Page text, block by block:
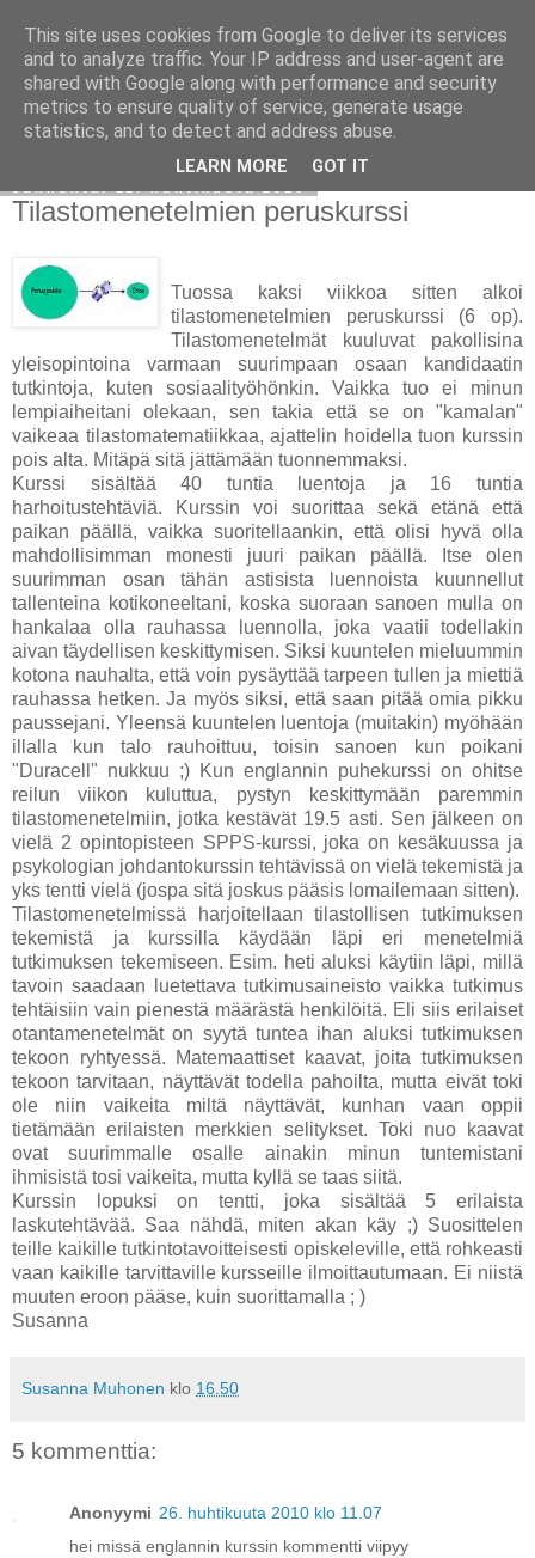
Avoin blogiskelija
Tilastomenetelmien peruskurssi
Tuossa kaksi viikkoa sitten alkoi
tilastomenetelmien peruskurssi (6 op).
Tilastomenetelmät kuuluvat pakollisina
yleisopintoina varmaan suurimpaan osaan kandidaatin
tutkintoja, kuten sosiaalityöhönkin. Vaikka tuo ei minun
lempiaiheitani olekaan, sen takia että se on "kamalan"
vaikeaa tilastomatematiikkaa, ajattelin hoidella tuon kurssin
pois alta. Mitäpä sitä jättämään tuonnemmaksi.
Kurssi sisältää 40 tuntia luentoja ja 16 tuntia
harhoitustehtäviä. Kurssin voi suorittaa sekä etänä että
paikan päällä, vaikka suoritellaankin, että olisi hyvä olla
mahdollisimman monesti juuri paikan päällä. Itse olen
suurimman osan tähän astisista luennoista kuunnellut
tallenteina kotikoneeltani, koska suoraan sanoen mulla on
hankalaa olla rauhassa luennolla, joka vaatii todellakin
aivan täydellisen keskittymisen. Siksi kuuntelen mieluummin
kotona nauhalta, että voin pysäyttää tarpeen tullen ja miettiä
rauhassa hetken. Ja myös siksi, että saan pitää omia pikku
paussejani. Yleensä kuuntelen luentoja (muitakin) myöhään
illalla kun talo rauhoittuu, toisin sanoen kun poikani
"Duracell" nukkuu ;) Kun englannin puhekurssi on ohitse
reilun viikon kuluttua, pystyn keskittymään paremmin
tilastomenetelmiin, jotka kestävät 19.5 asti. Sen jälkeen on
vielä 2 opintopisteen SPPS-kurssi, joka on kesäkuussa ja
psykologian johdantokurssin tehtävissä on vielä tekemistä ja
yks tentti vielä (jospa sitä joskus pääsis lomailemaan sitten).
Tilastomenetelmissä harjoitellaan tilastollisen tutkimuksen
tekemistä ja kurssilla käydään läpi eri menetelmiä
tutkimuksen tekemiseen. Esim. heti aluksi käytiin läpi, millä
tavoin saadaan luetettava tutkimusaineisto vaikka tutkimus
tehtäisiin vain pienestä määrästä henkilöitä. Eli siis erilaiset
otantamenetelmät on syytä tuntea ihan aluksi tutkimuksen
tekoon ryhtyessä. Matemaattiset kaavat, joita tutkimuksen
tekoon tarvitaan, näyttävät todella pahoilta, mutta eivät toki
ole niin vaikeita miltä näyttävät, kunhan vaan oppii
tietämään erilaisten merkkien selitykset. Toki nuo kaavat
ovat suurimmalle osalle ainakin minun tuntemistani
ihmisistä tosi vaikeita, mutta kyllä se taas siitä.
Kurssin lopuksi on tentti, joka sisältää 5 erilaista
laskutehtävää. Saa nähdä, miten akan käy ;) Suosittelen
teille kaikille tutkintotavoitteisesti opiskeleville, että rohkeasti
vaan kaikille tarvittaville kursseille ilmoittautumaan. Ei niistä
muuten eroon pääse, kuin suorittamalla ; )
Susanna
Susanna Muhonen klo 16.50
5 kommenttia:
Anonyymi 26. huhtikuuta 2010 klo 11.07
hei missä englannin kurssin kommentti viipyy
This site uses cookies from Google to deliver its services
and to analyze traffic. Your IP address and user-agent are
shared with Google along with performance and security
metrics to ensure quality of service, generate usage
statistics, and to detect and address abuse.
LEARN MORE GOT IT